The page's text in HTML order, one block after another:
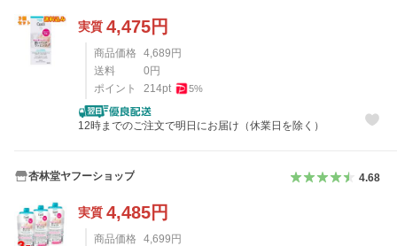
実質 4,475円
商品価格 4,689 円
送料
0 円
ポイント
214pt 5%
12時までのご注文で明日にお届け（休業日を除く）
杏林堂ヤフーショップ 4.68
実質 4,485円
商品価格 4,699円